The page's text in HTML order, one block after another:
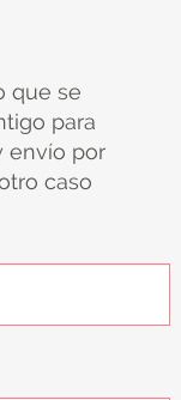
que se
para
envío por
caso